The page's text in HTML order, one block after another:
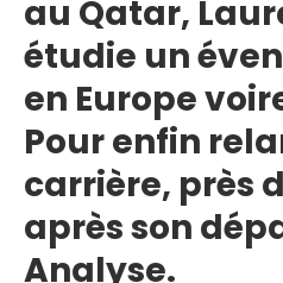
au Qatar,
étudie un
en Europe
Pour enfin
carrière, près
après son
Analyse.